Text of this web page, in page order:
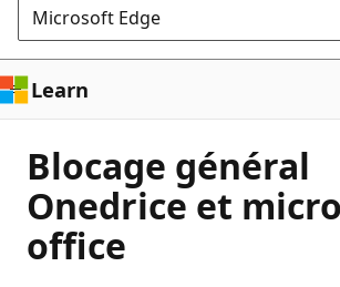
Microsoft Edge
Learn
Blocage général
Onedrice et
office